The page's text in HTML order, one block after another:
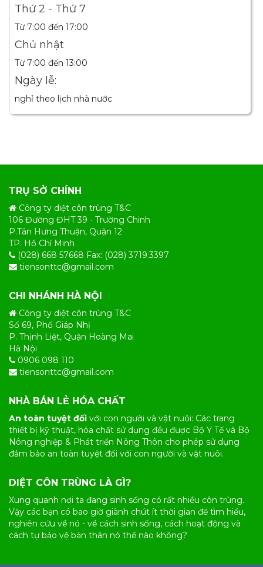
Thứ 2 - Thứ 7
Từ 7:00 đến 17:00
Chủ nhật
Từ 7:00 đến 13:00
Ngày lễ:
nghỉ theo lịch nhà nước
TRỤ SỞ CHÍNH
Công ty diệt côn trùng T&C
106 Đường ĐHT 39 - Trường Chinh
P.Tân Hưng Thuận, Quận 12
TP. Hồ Chí Minh
(028) 668 57668 Fax: (028) 3719.3397
tiensonttc@gmail.com
CHI NHÁNH HÀ NỘI
Công ty diệt côn trùng T&C
Số 69, Phố Giáp Nhị
P. Thịnh Liệt, Quận Hoàng Mai
Hà Nội
0906 098 110
tiensonttc@gmail.com
NHÀ BÁN LẺ HÓA CHẤT
An toàn tuyệt đối với con người và vật nuôi: Các trang
thiết bị kỹ thuật, hóa chất sử dụng đều được Bộ Y Tế và Bộ
Nông nghiệp & Phát triển Nông Thôn cho phép sử dụng
đảm bảo an toàn tuyệt đối với con người và vật nuôi.
DIỆT CÔN TRÙNG LÀ GÌ?
Xung quanh nơi ta đang sinh sống có rất nhiều côn trùng.
Vậy các bạn có bao giờ giành chút ít thời gian để tìm hiểu,
nghiên cứu về nó - về cách sinh sống, cách hoạt động và
cách tự bảo vệ bản thân nó thế nào không?